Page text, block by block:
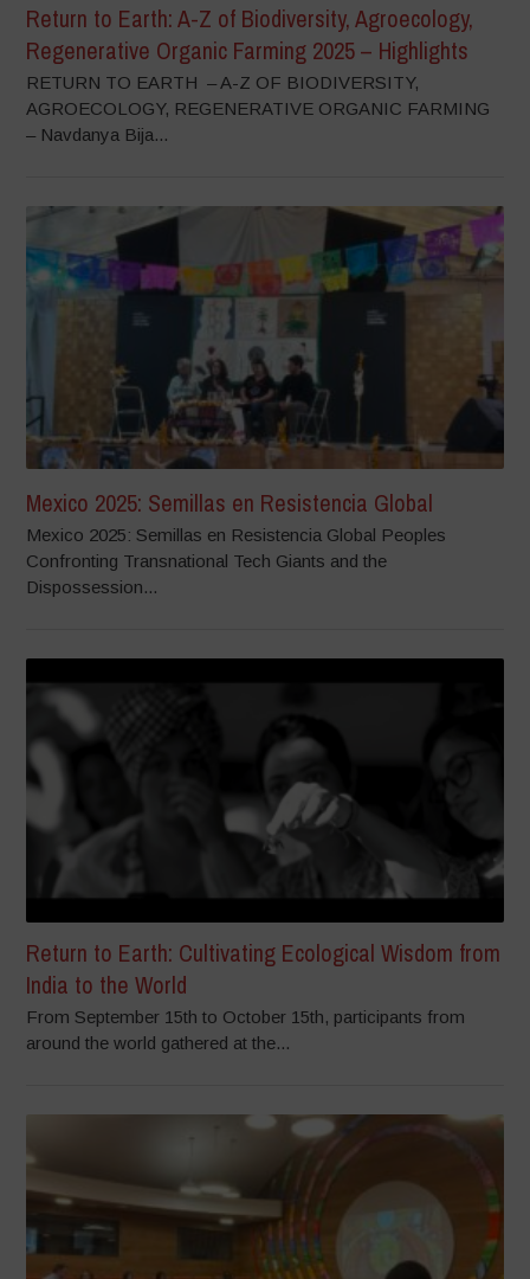
Return to Earth: A-Z of Biodiversity, Agroecology,
Regenerative Organic Farming 2025 – Highlights
RETURN TO EARTH – A-Z OF BIODIVERSITY,
AGROECOLOGY, REGENERATIVE ORGANIC FARMING
– Navdanya Bija...
Mexico 2025: Semillas en Resistencia Global
Mexico 2025: Semillas en Resistencia Global Peoples
Confronting Transnational Tech Giants and the
Dispossession...
Return to Earth: Cultivating Ecological Wisdom from
India to the World
From September 15th to October 15th, participants from
around the world gathered at the...